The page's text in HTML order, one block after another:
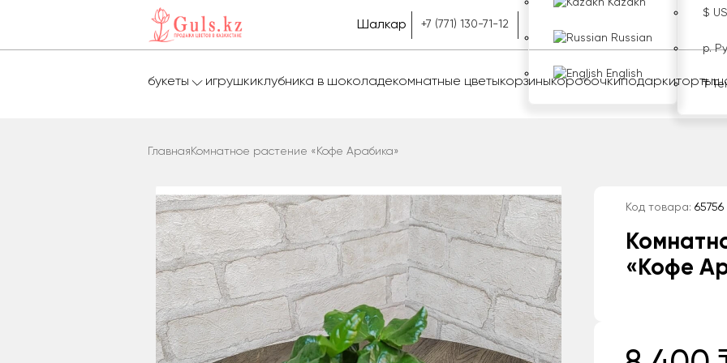
Шалкар +7 (771) 130-71-12
Kazakh
Russian
English
$
р.
₸
букеты игрушкиклубника в шоколадекомнатные цветыкорзиныкоробочкиподаркиторты
Главная Комнатное растение «Кофе Арабика»
Код товара: 65756
«Кофе